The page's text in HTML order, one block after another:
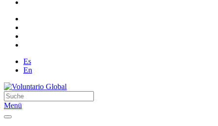
Es
En
Menü